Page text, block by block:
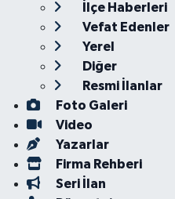
İlçe Haberleri
Vefat Edenler
Yerel
Diğer
Resmi İlanlar
Foto Galeri
Video
Yazarlar
Firma Rehberi
Seri İlan